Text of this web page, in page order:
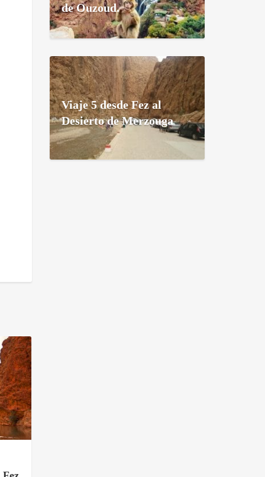
de Ouzoud.
Viaje 5 desde Fez al
Desierto de Merzouga